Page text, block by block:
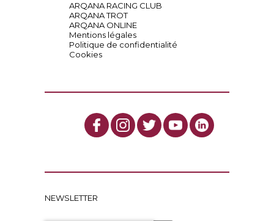
ARQANA RACING CLUB
ARQANA TROT
ARQANA ONLINE
Mentions légales
Politique de confidentialité
Cookies
NEWSLETTER